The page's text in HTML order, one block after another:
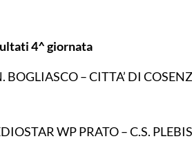
4^ giornata
BOGLIASCO – CITTA’ DI
WP PRATO – C.S.